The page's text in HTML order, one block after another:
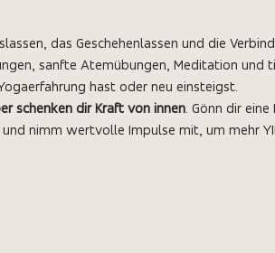
das Geschehenlassen und die
sanfte Atemübungen, Meditation und
hast oder neu einsteigst.
schenken dir Kraft von innen. Gönn dir
nimm wertvolle Impulse mit, um mehr